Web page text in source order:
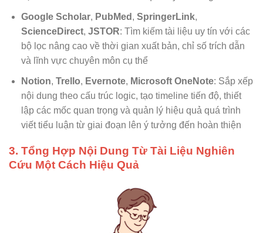
Google Scholar, PubMed , SpringerLink,
ScienceDirect, JSTOR: Tìm kiếm tài liệu uy tín với các
bộ lọc nâng cao về thời gian xuất bản, chỉ số trích dẫn
và lĩnh vực chuyên môn cụ thể
Notion, Trello, Evernote, Microsoft OneNote: Sắp xếp
nội dung theo cấu trúc logic, tạo timeline tiến độ, thiết
lập các mốc quan trọng và quản lý hiệu quả quá trình
viết tiểu luận từ giai đoạn lên ý tưởng đến hoàn thiện
3. Tổng Hợp Nội Dung Từ Tài Liệu Nghiên
Cứu Một Cách Hiệu Quả